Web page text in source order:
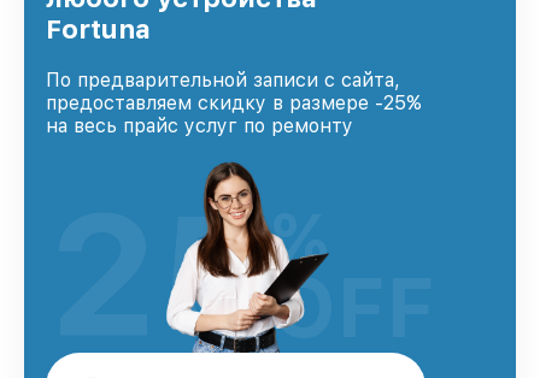
Fortuna
По предварительной записи с сайта,
предоставляем скидку в размере -25%
на весь прайс услуг по ремонту
25%
OFF